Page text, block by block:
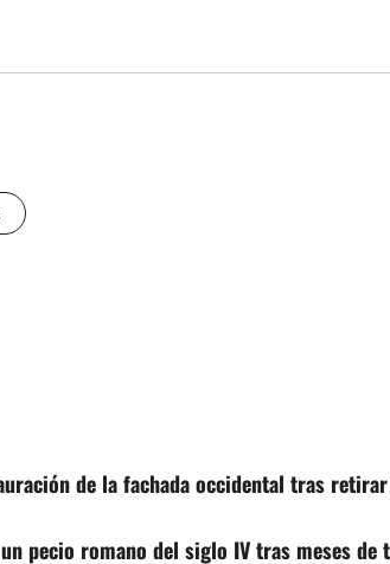
de la fachada occidental tras
pecio romano del siglo IV tras meses de